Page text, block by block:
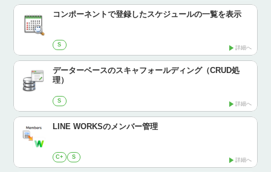
コンポーネントで登録したスケジュールの一覧を表示
S 詳細へ
データーベースのスキャフォールディング（CRUD処
理）
S 詳細へ
LINE WORKSのメンバー管理
C+ S 詳細へ